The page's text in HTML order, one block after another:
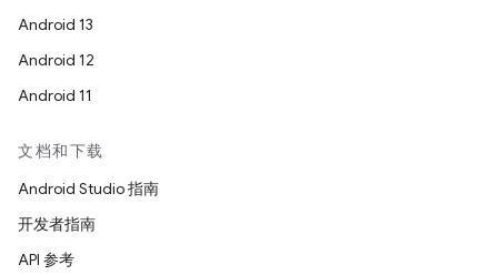
Android 13
Android 12
Android 11
文档和下载
Android Studio 指南
开发者指南
API 参考